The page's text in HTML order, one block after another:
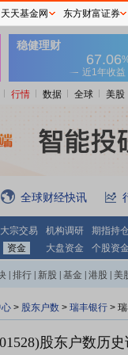
行情 数据 全球 美股
全球财经快讯
大宗交易 机构调研 期指持
资金 大盘资金 个股资金
排行 新股 基金 港股 美
> 股东户数 > 瑞丰银行 >
股东户数历
天天基金网 东方财富证券